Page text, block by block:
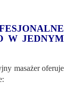
W JEDNYM
masażer oferuje